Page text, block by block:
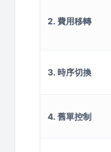
2. 費用移轉
3. 時序切換
4. 舊單控制